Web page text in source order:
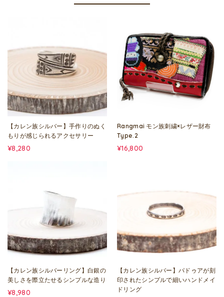
【カレン族シルバー】手作りのぬく
もりが感じられるアクセサリー
¥8,280
Rangmai モン族刺繍×レザー財布
Type.2
¥16,800
【カレン族シルバーリング】白銀の
美しさを際立たせるシンプルな造り
¥8,980
【カレン族シルバー】パドゥアが刻
印されたシンプルで細いハンドメイ
ドリング